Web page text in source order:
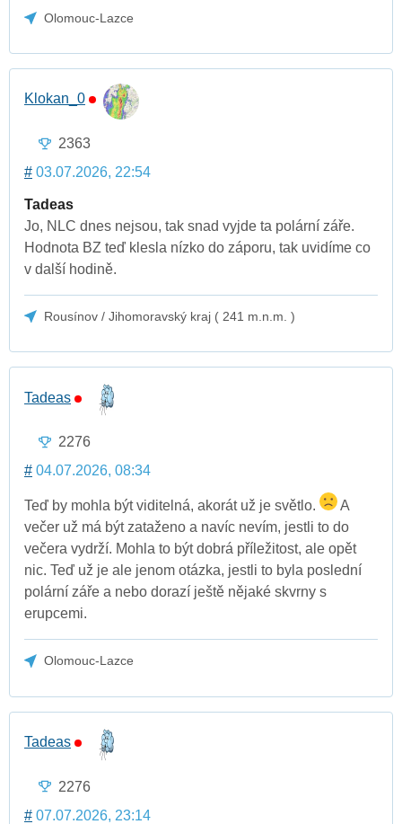
Olomouc-Lazce
Klokan_0
2363
# 03.07.2026, 22:54
Tadeas
Jo, NLC dnes nejsou, tak snad vyjde ta polární záře.
Hodnota BZ teď klesla nízko do záporu, tak uvidíme co
v další hodině.
Rousínov / Jihomoravský kraj ( 241 m.n.m. )
Tadeas
2276
# 04.07.2026, 08:34
Teď by mohla být viditelná, akorát už je světlo.
A
večer už má být zataženo a navíc nevím, jestli to do
večera vydrží. Mohla to být dobrá příležitost, ale opět
nic. Teď už je ale jenom otázka, jestli to byla poslední
polární záře a nebo dorazí ještě nějaké skvrny s
erupcemi.
Olomouc-Lazce
Tadeas
2276
# 07.07.2026, 23:14